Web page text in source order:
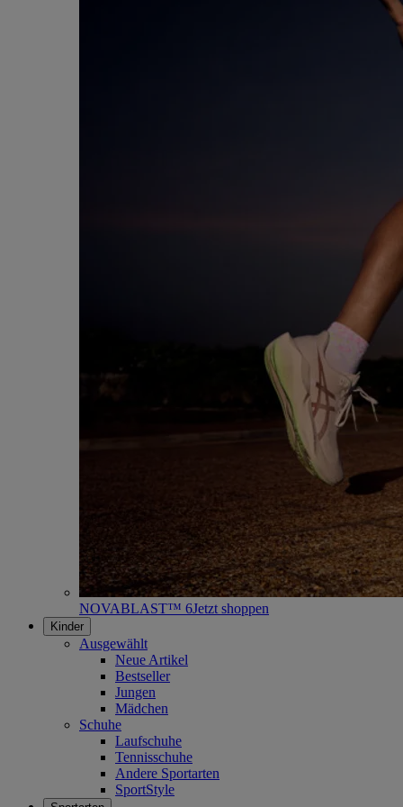
NOVABLAST™ 6Jetzt shoppen
Kinder
Ausgewählt
Neue Artikel
Bestseller
Jungen
Mädchen
Schuhe
Laufschuhe
Tennisschuhe
Andere Sportarten
SportStyle